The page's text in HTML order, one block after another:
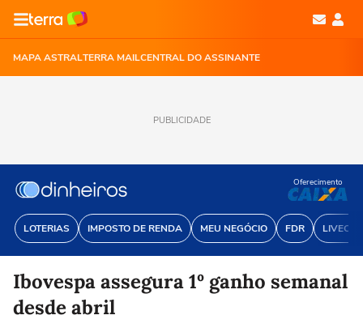
MAPA ASTRALTERRA MAILCENTRAL DO ASSINANTE
PUBLICIDADE
LOTERIAS IMPOSTO DE RENDA MEU NEGÓCIO FDR
Oferecimento
Ibovespa assegura 1º ganho semanal
desde abril